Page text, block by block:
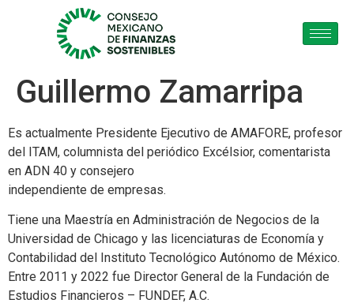
Guillermo Zamarripa
Es actualmente Presidente Ejecutivo de AMAFORE, profesor
del ITAM, columnista del periódico Excélsior, comentarista
en ADN 40 y consejero
independiente de empresas.
Tiene una Maestría en Administración de Negocios de la
Universidad de Chicago y las licenciaturas de Economía y
Contabilidad del Instituto Tecnológico Autónomo de México.
Entre 2011 y 2022 fue Director General de la Fundación de
Estudios Financieros – FUNDEF, A.C.